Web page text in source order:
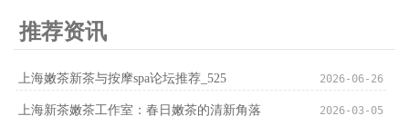
推荐资讯
上海嫩茶新茶与按摩spa论坛推荐_525 2026-06-26
上海新茶嫩茶工作室：春日嫩茶的清新角落 2026-03-05